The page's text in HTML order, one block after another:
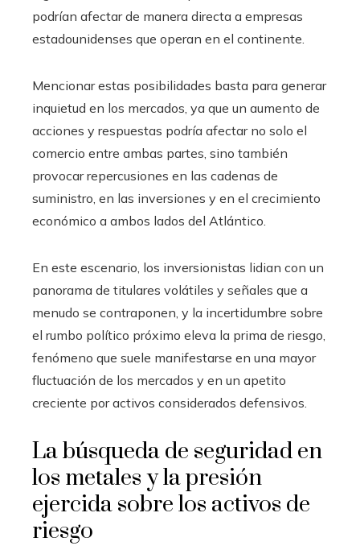
podrían afectar de manera directa a empresas
estadounidenses que operan en el continente.
Mencionar estas posibilidades basta para generar
inquietud en los mercados, ya que un aumento de
acciones y respuestas podría afectar no solo el
comercio entre ambas partes, sino también
provocar repercusiones en las cadenas de
suministro, en las inversiones y en el crecimiento
económico a ambos lados del Atlántico.
En este escenario, los inversionistas lidian con un
panorama de titulares volátiles y señales que a
menudo se contraponen, y la incertidumbre sobre
el rumbo político próximo eleva la prima de riesgo,
fenómeno que suele manifestarse en una mayor
fluctuación de los mercados y en un apetito
creciente por activos considerados defensivos.
La búsqueda de seguridad en
los metales y la presión
ejercida sobre los activos de
riesgo